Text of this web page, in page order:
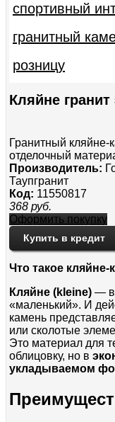
спортивный
гранитный
розницу
Кляйне
Гранитный кляйне-
отделочный
Производитель:
Таупгранит
Код: 11550817
368 руб.
Оформить покупку
Купить в кредит
Что такое кляйне-
Кляйне (kleine) — в
«маленький». И
камень
или сколотые
Это материал для
облицовку, но в
укладываемом